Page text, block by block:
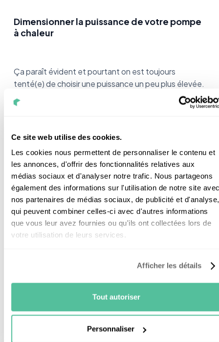
Ce site web utilise des cookies.
Les cookies nous permettent de personnaliser le contenu et
les annonces, d'offrir des fonctionnalités relatives aux
médias sociaux et d'analyser notre trafic. Nous partageons
également des informations sur l'utilisation de notre site
nos partenaires de médias sociaux, de publicité et d'analyse,
qui peuvent combiner celles-ci avec d'autres informations
que vous leur avez fournies ou qu'ils ont collectées lors de
votre utilisation de leurs services.
Afficher les détails
Tout autoriser
Personnaliser
Dimensionner la puissance de votre pompe
à chaleur
Ça paraît évident et pourtant on est toujours
tenté(e) de choisir une puissance un peu plus élevée.
Ça ne sert à rien, une pompe qui va fonctionner en
étant sous
Dites-vous qu’il faudra forcément passer par un
Sans logiciel de calcul vous ne pouvez pas estimer la
puissance idéale.
Si vous ne savez pas vers qui vous tourner, vous
pouvez cliquerici . L’un de nos conseillers établira une
étude de rentabilité gratuite.
Optimiser les sources d’eau froide et d’eau
Le mieux pour optimiser le fonctionnement de la PAC,
émetteurs de chaleur douce.